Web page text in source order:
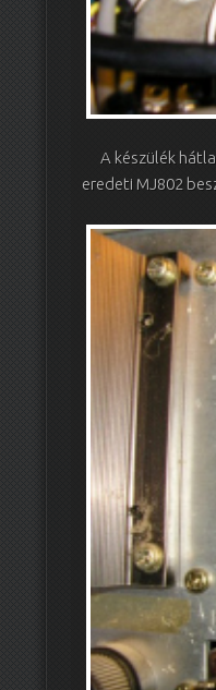
A készülék
eredeti MJ802